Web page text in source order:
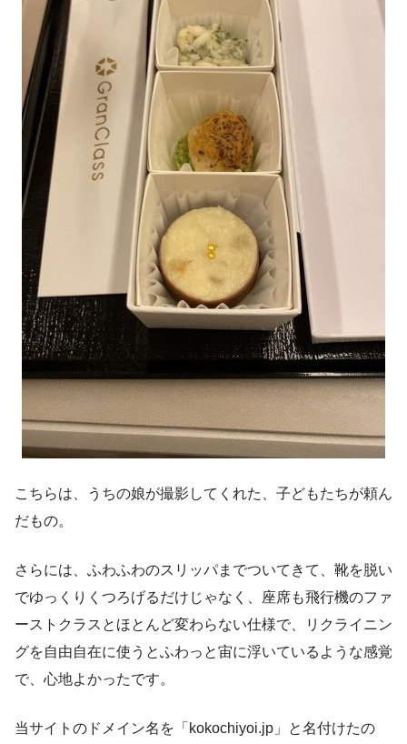
こちらは、うちの娘が撮影してくれた、子どもたちが頼ん
だもの。
さらには、ふわふわのスリッパまでついてきて、靴を脱い
でゆっくりくつろげるだけじゃなく、座席も飛行機のファ
ーストクラスとほとんど変わらない仕様で、リクライニン
グを自由自在に使うとふわっと宙に浮いているような感覚
で、心地よかったです。
当サイトのドメイン名を「kokochiyoi.jp」と名付けたの